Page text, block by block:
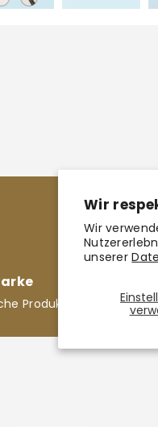
Wir
Wir
unserer
Produktion